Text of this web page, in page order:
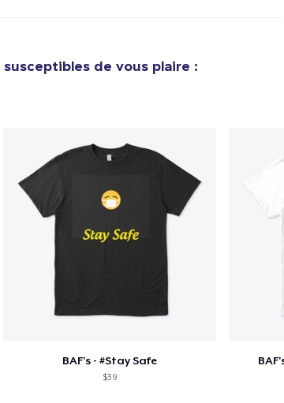
susceptibles de vous plaire :
BAF's - #Stay Safe
$39
Procéder à la
Unisex Classic Pullover Hoodie
40,99 $US
Unisex Premium Pullover Hoodie